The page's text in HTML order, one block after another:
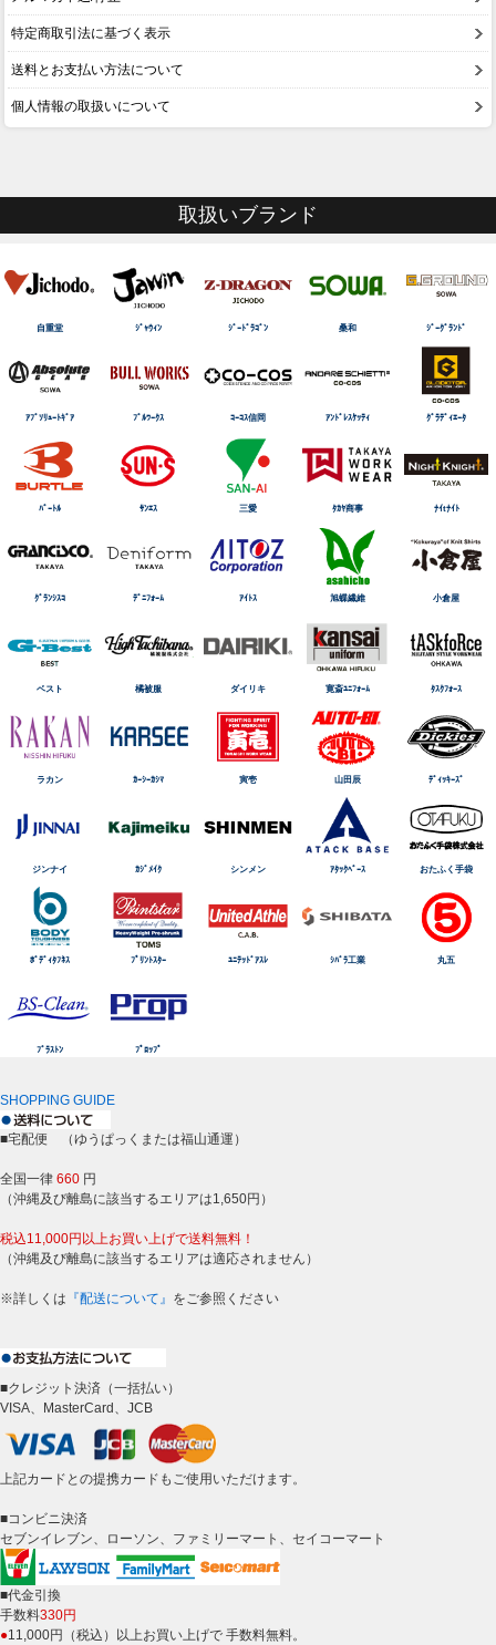
特定商取引法に基づく表示
送料とお支払い方法について
個人情報の取扱いについて
取扱いブランド
自重堂 ｼﾞｬｳｨﾝ ｼﾞｰﾄﾞﾗｺﾞﾝ 桑和 ｼﾞｰｸﾞﾗﾝﾄﾞ
ｱﾌﾞｿﾘｭｰﾄｷﾞｱ ﾌﾞﾙﾜｰｸｽ ｺｰｺｽ信岡 ｱﾝﾄﾞﾚｽｹｯﾃｨ ｸﾞﾗﾃﾞｨｴｰﾀ
ﾊﾞｰﾄﾙ ｻﾝｴｽ 三愛 ﾀｶﾔ商事 ﾅｲtﾅｲﾄ
ｸﾞﾗﾝｼｽｺ ﾃﾞﾆﾌｫｰﾑ ｱｲﾄｽ 旭蝶繊維 小倉屋
ベスト 橘被服 ダイリキ 寛斎ﾕﾆﾌｫｰﾑ ﾀｽｸﾌｫｰｽ
ラカン ｶｰｼｰｶｼﾏ 寅壱 山田辰 ﾃﾞｨｯｷｰｽﾞ
ジンナイ ｶｼﾞﾒｲｸ シンメン ｱﾀｯｸﾍﾞｰｽ おたふく手袋
ﾎﾞﾃﾞｨﾀﾌﾈｽ ﾌﾟﾘﾝﾄｽﾀｰ ﾕﾆﾃｯﾄﾞｱｽﾚ ｼﾊﾞﾗ工業 丸五
ﾌﾞﾗｽﾄﾝ ﾌﾟﾛｯﾌﾟ
SHOPPING GUIDE
■宅配便 （ゆうぱっくまたは福山通運）
全国一律 660 円
（沖縄及び離島に該当するエリアは1,650円）
税込11,000円以上お買い上げで送料無料！
（沖縄及び離島に該当するエリアは適応されません）
※詳しくは 『配送について』 をご参照ください
■クレジット決済（一括払い）
VISA、MasterCard、JCB
上記カードとの提携カードもご使用いただけます。
■コンビニ決済
セブンイレブン、ローソン、ファミリーマート、セイコーマート
■代金引換
手数料330円
●11,000円（税込）以上お買い上げで 手数料無料。